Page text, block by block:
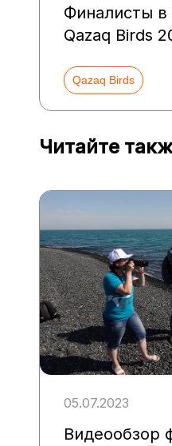
Финалисты в
Qazaq Birds
Qazaq Birds
Читайте
05.07.2023
Видеообзор